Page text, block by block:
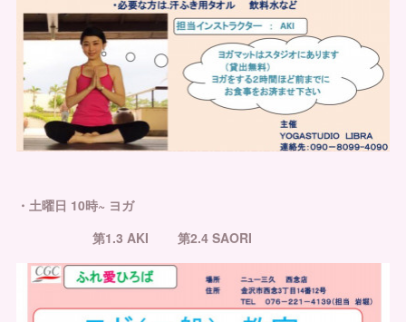
・土曜日 10時~ ヨガ
第1.3 AKI 第2.4 SAORI